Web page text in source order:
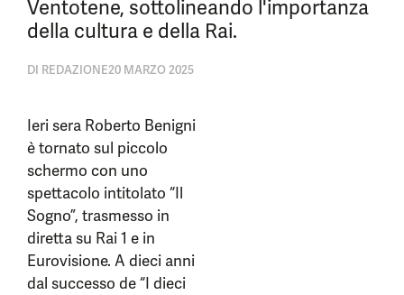
Ventotene, sottolineando l'importanza
della cultura e della Rai.
DI REDAZIONE20 MARZO 2025
Ieri sera Roberto Benigni
è tornato sul piccolo
schermo con uno
spettacolo intitolato “Il
Sogno”, trasmesso in
diretta su Rai 1 e in
Eurovisione. A dieci anni
dal successo de “I dieci